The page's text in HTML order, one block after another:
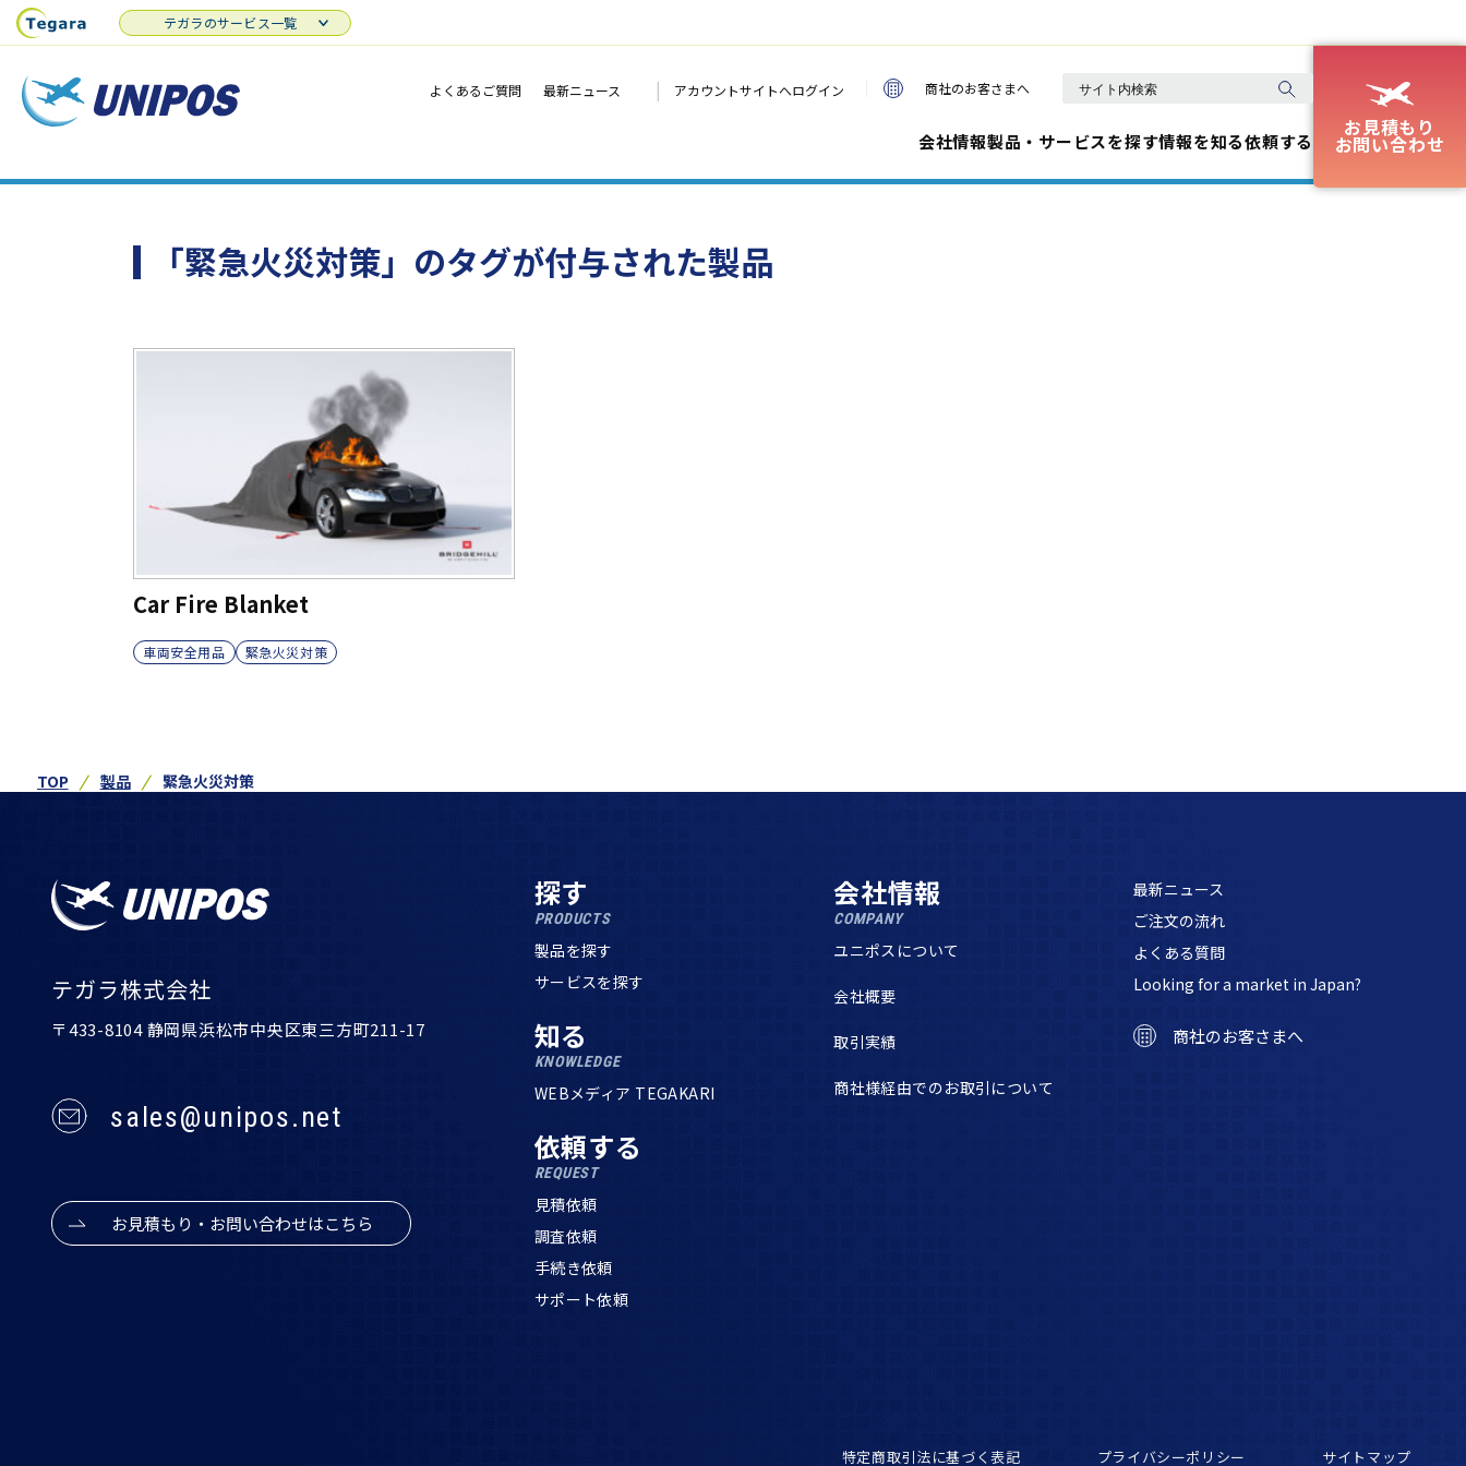
よくあるご質問 最新ニュース | アカウントサイトへログイン 商社のお客さまへ
会社情報製品・サービスを探す情報を知る依頼する
お見積もり
お問い合わせ
テガラのサービス一覧
「緊急火災対策」のタグが付与された製品
Car Fire Blanket
車両安全用品 緊急火災対策
TOP 製品 緊急火災対策
テガラ株式会社
〒433-8104 静岡県浜松市中央区東三方町211-17
sales@unipos.net
お見積もり・お問い合わせはこちら
探す
PRODUCTS
製品を探す
サービスを探す
知る
KNOWLEDGE
WEBメディア TEGAKARI
依頼する
REQUEST
見積依頼
調査依頼
手続き依頼
サポート依頼
会社情報
COMPANY
ユニポスについて
会社概要
取引実績
商社様経由でのお取引について
最新ニュース
ご注文の流れ
よくある質問
Looking for a market in Japan?
商社のお客さまへ
特定商取引法に基づく表記 プライバシーポリシー サイトマップ